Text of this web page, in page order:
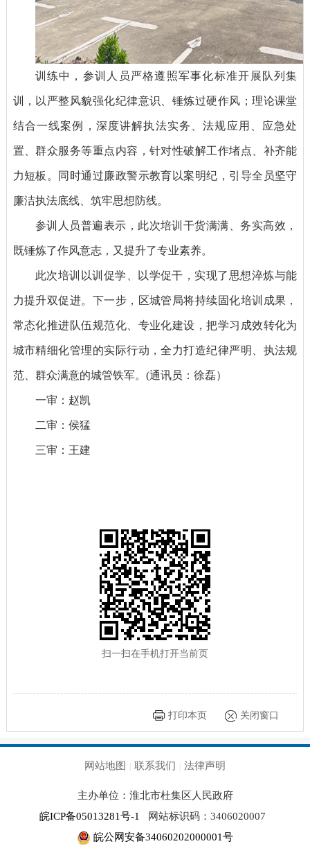
训练中，参训人员严格遵照军事化标准开展队列集
训，以严整风貌强化纪律意识、锤炼过硬作风；理论课堂
结合一线案例，深度讲解执法实务、法规应用、应急处
置、群众服务等重点内容，针对性破解工作堵点、补齐能
力短板。同时通过廉政警示教育以案明纪，引导全员坚守
廉洁执法底线、筑牢思想防线。
参训人员普遍表示，此次培训干货满满、务实高效，
既锤炼了作风意志，又提升了专业素养。
此次培训以训促学、以学促干，实现了思想淬炼与能
力提升双促进。下一步，区城管局将持续固化培训成果，
常态化推进队伍规范化、专业化建设，把学习成效转化为
城市精细化管理的实际行动，全力打造纪律严明、执法规
范、群众满意的城管铁军。(通讯员：徐磊）
一审：赵凯
二审：侯猛
三审：王建
扫一扫在手机打开当前页
打印本页 关闭窗口
网站地图 联系我们 法律声明
主办单位：淮北市杜集区人民政府
皖ICP备05013281号-1
网站标识码：3406020007
皖公网安备34060202000001号